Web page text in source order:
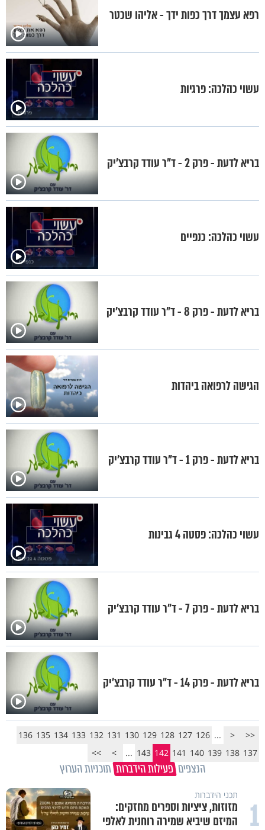
רפא עצמך דרך כפות ידך - אליהו שכטר
עשוי כהלכה: פרגיות
בריא לדעת - פרק 2 - ד"ר עודד קרבצ'יק
עשוי כהלכה: כנפיים
בריא לדעת - פרק 8 - ד"ר עודד קרבצ'יק
הגישה לרפואה ביהדות
בריא לדעת - פרק 1 - ד"ר עודד קרבצ'יק
עשוי כהלכה: פסטה 4 גבינות
בריא לדעת - פרק 7 - ד"ר עודד קרבצ'יק
בריא לדעת - פרק 14 - ד"ר עודד קרבצ'יק
<<
<
...
126
127
128
129
130
131
132
133
134
135
136
137
138
139
140
141
142
143
...
>
>>
הנצפים פעילות הידברות תוכניות הערוץ
1 תכני הידברות
מזוזות, ציציות וספרים מחזקים:
המיזם שיביא שמירה רוחנית לאלפי